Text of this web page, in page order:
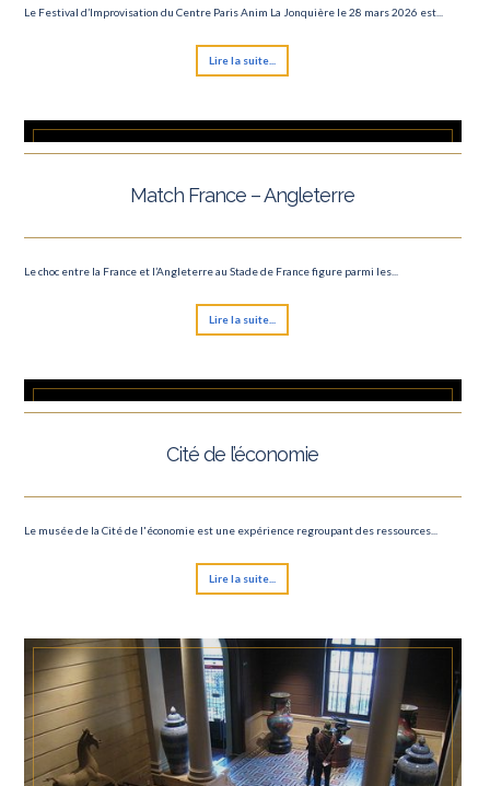
Le Festival d’Improvisation du Centre Paris Anim La Jonquière le 28 mars 2026 est...
Lire la suite...
Match France – Angleterre
Le choc entre la France et l’Angleterre au Stade de France figure parmi les...
Lire la suite...
Cité de l’économie
Le musée de la Cité de l'économie est une expérience regroupant des ressources...
Lire la suite...